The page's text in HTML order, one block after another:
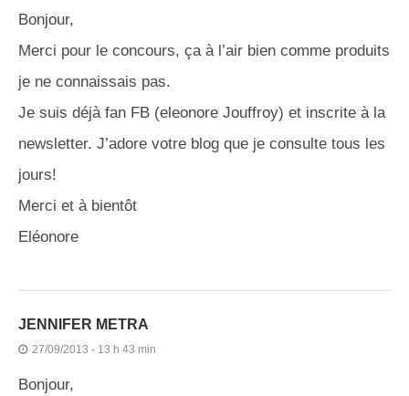
Bonjour,
Merci pour le concours, ça à l’air bien comme produits
je ne connaissais pas.
Je suis déjà fan FB (eleonore Jouffroy) et inscrite à la
newsletter. J’adore votre blog que je consulte tous les
jours!
Merci et à bientôt
Eléonore
JENNIFER METRA
27/09/2013 - 13 h 43 min
Bonjour,